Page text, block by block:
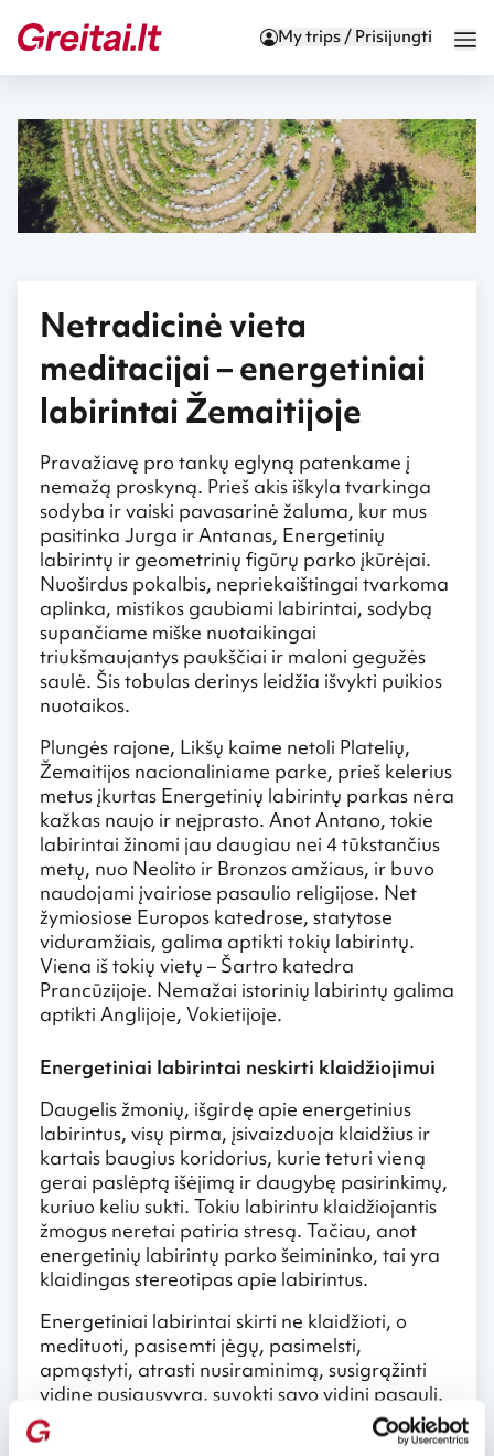
My trips / Prisijungti
Netradicinė vieta
meditacijai – energetiniai
labirintai Žemaitijoje
Pravažiavę pro tankų eglyną patenkame į
nemažą proskyną. Prieš akis iškyla tvarkinga
sodyba ir vaiski pavasarinė žaluma, kur mus
pasitinka Jurga ir Antanas, Energetinių
labirintų ir geometrinių figūrų parko įkūrėjai.
Nuoširdus pokalbis, nepriekaištingai tvarkoma
aplinka, mistikos gaubiami labirintai, sodybą
supančiame miške nuotaikingai
triukšmaujantys paukščiai ir maloni gegužės
saulė. Šis tobulas derinys leidžia išvykti puikios
nuotaikos.
Plungės rajone, Likšų kaime netoli Platelių,
Žemaitijos nacionaliniame parke, prieš kelerius
metus įkurtas Energetinių labirintų parkas nėra
kažkas naujo ir neįprasto. Anot Antano, tokie
labirintai žinomi jau daugiau nei 4 tūkstančius
metų, nuo Neolito ir Bronzos amžiaus, ir buvo
naudojami įvairiose pasaulio religijose. Net
žymiosiose Europos katedrose, statytose
viduramžiais, galima aptikti tokių labirintų.
Viena iš tokių vietų – Šartro katedra
Prancūzijoje. Nemažai istorinių labirintų galima
aptikti Anglijoje, Vokietijoje.
Energetiniai labirintai neskirti klaidžiojimui
Daugelis žmonių, išgirdę apie energetinius
labirintus, visų pirma, įsivaizduoja klaidžius ir
kartais baugius koridorius, kurie teturi vieną
gerai paslėptą išėjimą ir daugybę pasirinkimų,
kuriuo keliu sukti. Tokiu labirintu klaidžiojantis
žmogus neretai patiria stresą. Tačiau, anot
energetinių labirintų parko šeimininko, tai yra
klaidingas stereotipas apie labirintus.
Energetiniai labirintai skirti ne klaidžioti, o
medituoti, pasisemti jėgų, pasimelsti,
apmąstyti, atrasti nusiraminimą, susigrąžinti
vidinę pusiausvyrą, suvokti savo vidinį pasaulį.
Šie labirintai turi tik vieną taką, kuriuo
medituojantis žmogus gali nueiti iki jo centro ir